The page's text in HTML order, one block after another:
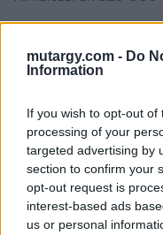
mutargy.com - Do
Information
If you wish to opt-out
processing of your
targeted advertising by
section to confirm your
opt-out request is
interest-based ads
us or personal
Aukció adatai
Aukció neve:KÉPEZŐ
Aukció dátuma: 2024.12.15
Aukció ideje: 20:00
Aukció helye: AXIOART
Tételszám: 20